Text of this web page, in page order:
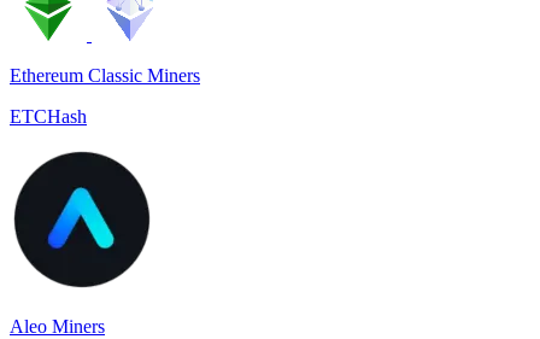
Ethereum Classic Miners
ETCHash
Aleo Miners